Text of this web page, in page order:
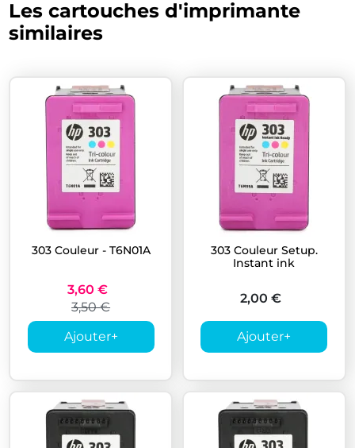
Les cartouches d'imprimante
similaires
303 Couleur - T6N01A
3,60 €
3,50 €
Ajouter+
303 Couleur Setup.
Instant ink
2,00 €
Ajouter+